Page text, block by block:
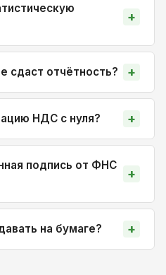
сдаст отчётность?
НДС с нуля?
подпись от ФНС
на бумаге?